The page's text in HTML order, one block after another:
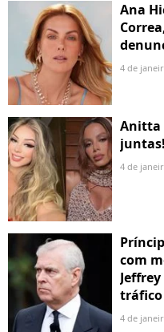
Ana
4 de
Anitta
4 de
com
tráfico
4 de